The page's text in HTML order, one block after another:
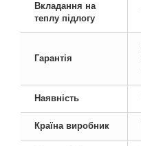
Вкладання на
теплу підлогу
Гарантія
Наявність
Країна виробник